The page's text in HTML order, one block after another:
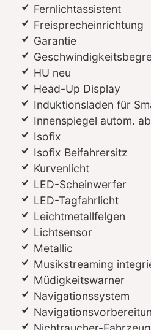
Fernlichtassistent
Freisprecheinrichtung
Garantie
HU neu
Head-Up Display
Induktionsladen für
Innenspiegel autom.
Isofix
Isofix Beifahrersitz
Kurvenlicht
LED-Scheinwerfer
LED-Tagfahrlicht
Leichtmetallfelgen
Lichtsensor
Metallic
Musikstreaming
Müdigkeitswarner
Navigationssystem